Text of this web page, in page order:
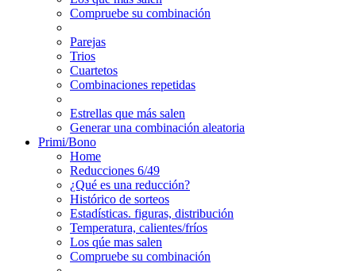
Compruebe su combinación
Parejas
Trios
Cuartetos
Combinaciones repetidas
Estrellas que más salen
Generar una combinación aleatoria
Primi/Bono
Home
Reducciones 6/49
¿Qué es una reducción?
Histórico de sorteos
Estadísticas. figuras, distribución
Temperatura, calientes/fríos
Los qúe mas salen
Compruebe su combinación